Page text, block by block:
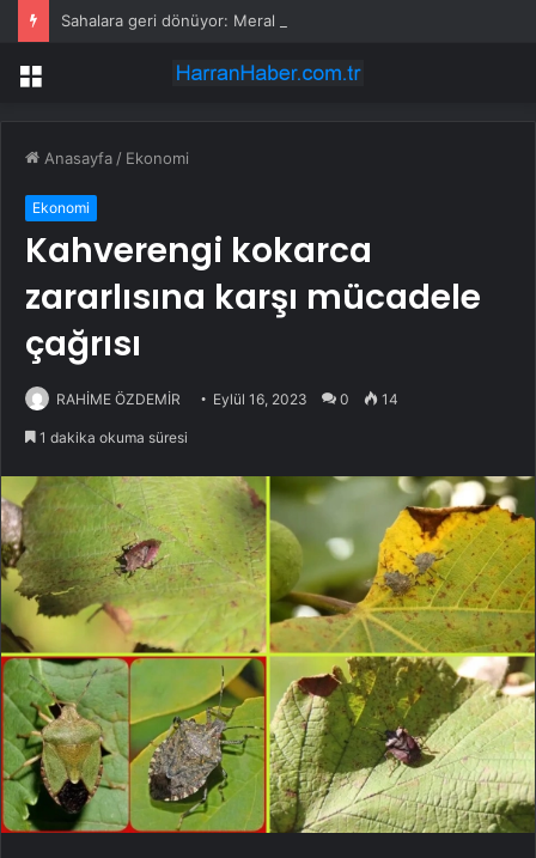
Menü
Anasayfa / Ekonomi
Ekonomi
Kahverengi kokarca
zararlısına karşı mücadele
çağrısı
RAHİME ÖZDEMİR Eylül 16, 2023 0 14
1 dakika okuma süresi